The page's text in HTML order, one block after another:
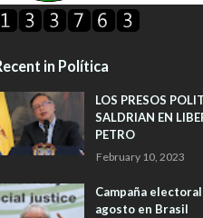
in Política
LOS PRESOS
SALDRIAN EN
PETRO
February 10, 2023
Campaña
agosto en Brasil